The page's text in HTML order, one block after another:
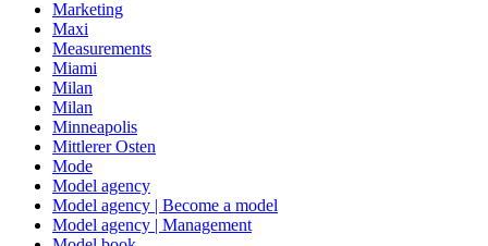
Marketing
Maxi
Measurements
Miami
Milan
Milan
Minneapolis
Mittlerer Osten
Mode
Model agency
Model agency | Become a model
Model agency | Management